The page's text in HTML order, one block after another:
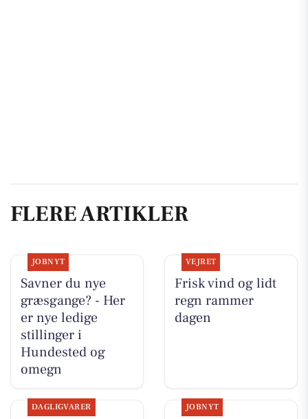
FLERE ARTIKLER
JOBNYT
Savner du nye
græsgange? - Her
er nye ledige
stillinger i
Hundested og
omegn
VEJRET
Frisk vind og lidt
regn rammer
dagen
DAGLIGVARER JOBNYT